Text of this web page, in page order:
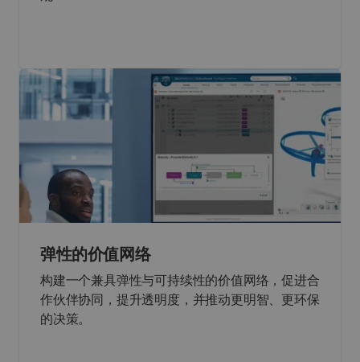
弹性的价值网络
构建一个兼具弹性与可持续性的价值网络，促进合
作伙伴协同，提升透明度，并推动更明智、更环保
的决策。